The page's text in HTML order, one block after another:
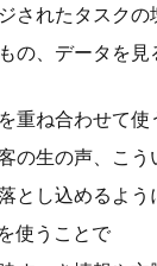
されたタスクの
の、データを
重ね合わせて使
の生の声、こう
とし込めるよう
使うことで